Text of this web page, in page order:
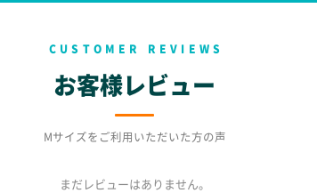
CUSTOMER REVIEWS
お客様レビュー
Mサイズをご利用いただいた方の声
まだレビューはありません。